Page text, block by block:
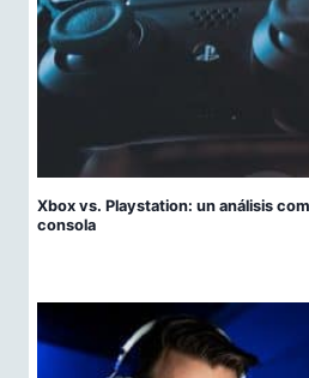
Xbox vs. Playstation: un análisis
consola